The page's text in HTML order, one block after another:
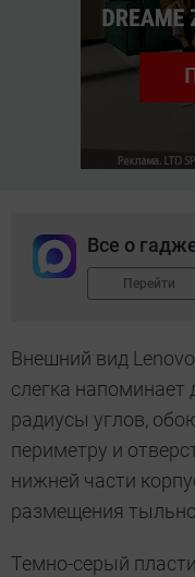
Все о
Перейти
Внешний вид
слегка
радиусы углов,
периметру и
нижней части
размещения
Темно-серый